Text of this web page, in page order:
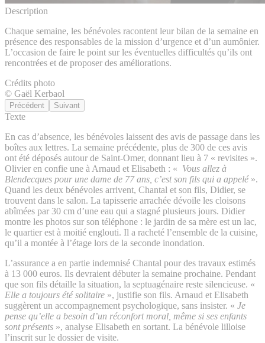
Description
Chaque semaine, les bénévoles racontent leur bilan de la semaine en
présence des responsables de la mission d’urgence et d’un aumônier.
L’occasion de faire le point sur les éventuelles difficultés qu’ils ont
rencontrées et de proposer des améliorations.
Crédits photo
© Gaël Kerbaol
Précédent Suivant
Texte
En cas d’absence, les bénévoles laissent des avis de passage dans les
boîtes aux lettres. La semaine précédente, plus de 300 de ces avis
ont été déposés autour de Saint-Omer, donnant lieu à 7 « revisites ».
Olivier en confie une à Arnaud et Elisabeth : « Vous allez à
Blendecques pour une dame de 77 ans, c’est son fils qui a appelé ».
Quand les deux bénévoles arrivent, Chantal et son fils, Didier, se
trouvent dans le salon. La tapisserie arrachée dévoile les cloisons
abîmées par 30 cm d’une eau qui a stagné plusieurs jours. Didier
montre les photos sur son téléphone : le jardin de sa mère est un lac,
le quartier est à moitié englouti. Il a racheté l’ensemble de la cuisine,
qu’il a montée à l’étage lors de la seconde inondation.
L’assurance a en partie indemnisé Chantal pour des travaux estimés
à 13 000 euros. Ils devraient débuter la semaine prochaine. Pendant
que son fils détaille la situation, la septuagénaire reste silencieuse. «
Elle a toujours été solitaire », justifie son fils. Arnaud et Elisabeth
suggèrent un accompagnement psychologique, sans insister. « Je
pense qu’elle a besoin d’un réconfort moral, même si ses enfants
sont présents », analyse Elisabeth en sortant. La bénévole lilloise
l’inscrit sur le dossier de visite.